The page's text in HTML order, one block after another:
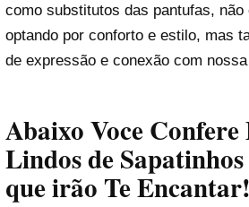
como substitutos das pantufas, não
optando por conforto e estilo, mas
de expressão e conexão com
Abaixo Voce Confere
Lindos de
que irão Te Encantar!